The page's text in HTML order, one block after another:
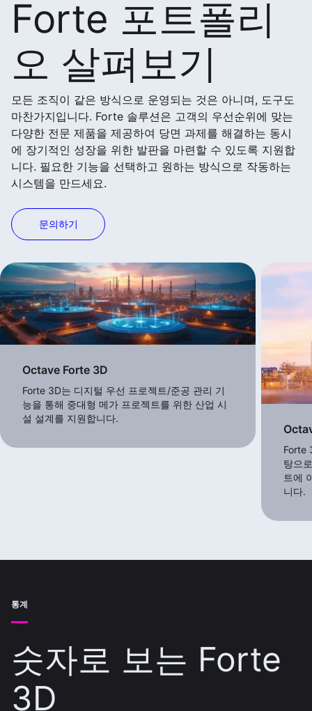
Forte 포트폴리
오 살펴보기
모든 조직이 같은 방식으로 운영되는 것은 아니며, 도구도
마찬가지입니다. Forte 솔루션은 고객의 우선순위에 맞는
다양한 전문 제품을 제공하여 당면 과제를 해결하는 동시
에 장기적인 성장을 위한 발판을 마련할 수 있도록 지원합
니다. 필요한 기능을 선택하고 원하는 방식으로 작동하는
시스템을 만드세요.
문의하기
Octave Forte 3D
Forte 3D는 디지털 우선 프로젝트/준공 관리 기
능을 통해 중대형 메가 프로젝트를 위한 산업 시
설 설계를 지원합니다.
Forte
탕으
트에
니다.
통계
숫자로 보는 Forte
3D